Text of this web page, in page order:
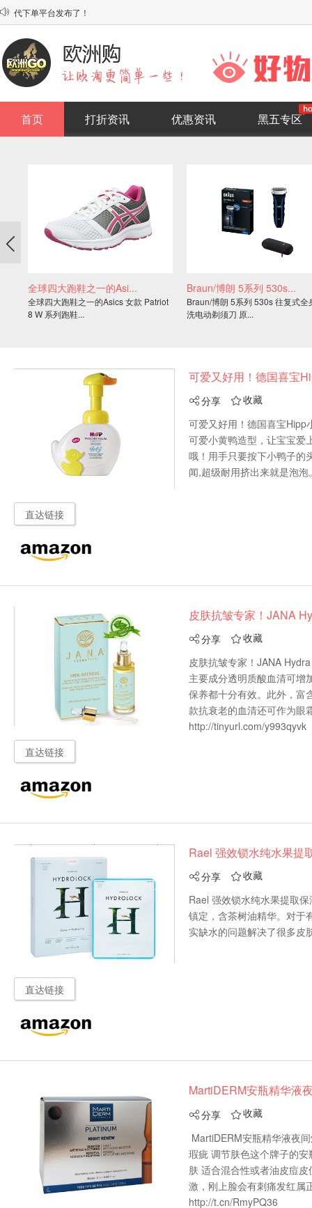
 代下单平台发布了！
首页 打折资讯 优惠资讯 黑五专区
全球四大跑鞋之一的Asi...
全球四大跑鞋之一的Asics 女款 Patriot
8 W 系列跑鞋...
Braun/博朗 5系列 530s...
Braun/博朗 5系列 530s 往复式全
洗电动剃须刀 原...

直达链接
可爱又好用！德国喜宝
分享 收藏
可爱又好用！德国喜宝Hipp
可爱小黄鸭造型，让宝宝爱
哦！用手只要按下小鸭子的
闻,超级耐用挤出来就是泡泡
直达链接
皮肤抗皱专家！JANA
分享 收藏
皮肤抗皱专家！JANA
主要成分透明质酸血清可增
保养都十分有效。此外，富
款抗衰老的血清还可作为眼
http://tinyurl.com/y993qyvk
直达链接
Rael 强效锁水纯水果提
分享 收藏
Rael 强效锁水纯水果提取
镇定，含茶树油精华。对于
实缺水的问题解决了很多皮
MartiDERM安瓶精华液
分享 收藏
MartiDERM安瓶精华液夜
瑕疵 调节肤色这个牌子的
肤 适合混合性或者油皮痘
激，刚上脸会有刺痛发红属
http://t.cn/RmyPQ36